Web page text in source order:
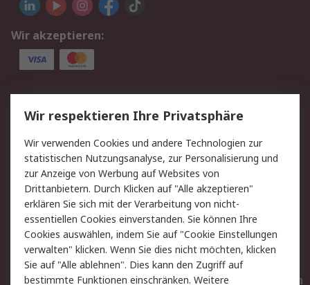
Wir akzeptieren:
Service
Value Added Services
Lieferlösungen
Rücksendungen
Kontakt
Hilfe
Privatkunden
Rechtliches
AGB
Datenschutz
Cookie-Richtlinie
Zahlungsbedingungen
Copyright/Impressum
Entsorgung
Elektrogeräte/Batterien
Wir respektieren Ihre Privatsphäre
Wir verwenden Cookies und andere Technologien zur
statistischen Nutzungsanalyse, zur Personalisierung und
zur Anzeige von Werbung auf Websites von
Drittanbietern. Durch Klicken auf "Alle akzeptieren"
erklären Sie sich mit der Verarbeitung von nicht-
essentiellen Cookies einverstanden. Sie können Ihre
Cookies auswählen, indem Sie auf "Cookie Einstellungen
verwalten" klicken. Wenn Sie dies nicht möchten, klicken
Sie auf "Alle ablehnen". Dies kann den Zugriff auf
bestimmte Funktionen einschränken. Weitere